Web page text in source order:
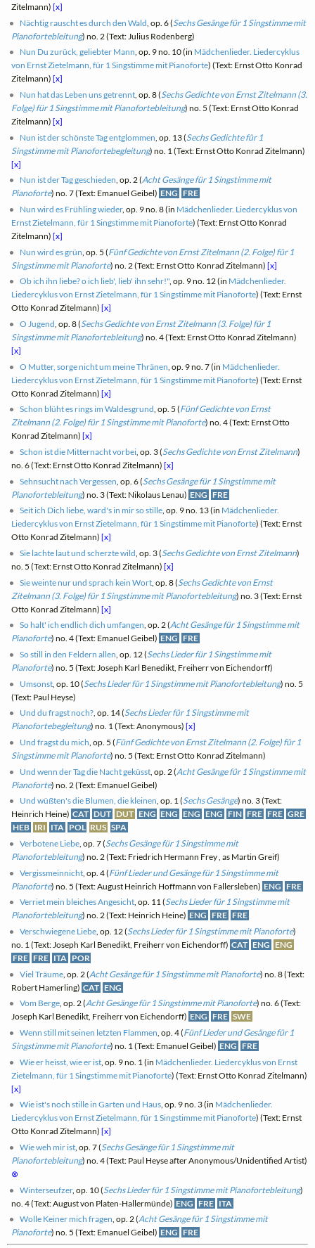
Zitelmann)[x]
Nächtig rauscht es durch den Wald , op. 6 (Sechs Gesänge für 1 Singstimme mit
Pianofortebleitung) no. 2 (Text: Julius Rodenberg)
Nun Du zurück, geliebter Mann, op. 9 no. 10 (in Mädchenlieder. Liedercyklus
von Ernst Zietelmann, für 1 Singstimme mit Pianoforte) (Text: Ernst Otto Konrad
Zitelmann)[x]
Nun hat das Leben uns getrennt , op. 8 (Sechs Gedichte von Ernst Zitelmann (3.
Folge) für 1 Singstimme mit Pianofortebleitung) no. 5 (Text: Ernst Otto Konrad
Zitelmann)[x]
Nun ist der schönste Tag entglommen , op. 13 (Sechs Gedichte für 1
Singstimme mit Pianofortebegleitung) no. 1 (Text: Ernst Otto Konrad Zitelmann)
[x]
Nun ist der Tag geschieden, op. 2 (Acht Gesänge für 1 Singstimme mit
Pianoforte) no. 7 (Text: Emanuel Geibel) ENG FRE
Nun wird es Frühling wieder, op. 9 no. 8 (in Mädchenlieder. Liedercyklus von
Ernst Zietelmann, für 1 Singstimme mit Pianoforte) (Text: Ernst Otto Konrad
Zitelmann)[x]
Nun wird es grün , op. 5 (Fünf Gedichte von Ernst Zitelmann (2. Folge) für 1
Singstimme mit Pianoforte) no. 2 (Text: Ernst Otto Konrad Zitelmann)[x]
Ob ich ihn liebe? o ich lieb', lieb' ihn sehr!", op. 9 no. 12 (in Mädchenlieder.
Liedercyklus von Ernst Zietelmann, für 1 Singstimme mit Pianoforte) (Text: Ernst
Otto Konrad Zitelmann)[x]
O Jugend , op. 8 (Sechs Gedichte von Ernst Zitelmann (3. Folge) für 1
Singstimme mit Pianofortebleitung) no. 4 (Text: Ernst Otto Konrad Zitelmann)
[x]
O Mutter, sorge nicht um meine Thränen , op. 9 no. 7 (in Mädchenlieder.
Liedercyklus von Ernst Zietelmann, für 1 Singstimme mit Pianoforte) (Text: Ernst
Otto Konrad Zitelmann)[x]
Schon blüht es rings im Waldesgrund, op. 5 (Fünf Gedichte von Ernst
Zitelmann (2. Folge) für 1 Singstimme mit Pianoforte) no. 4 (Text: Ernst Otto
Konrad Zitelmann)[x]
Schon ist die Mitternacht vorbei , op. 3 (Sechs Gedichte von Ernst Zitelmann)
no. 6 (Text: Ernst Otto Konrad Zitelmann)[x]
Sehnsucht nach Vergessen , op. 6 (Sechs Gesänge für 1 Singstimme mit
Pianofortebleitung) no. 3 (Text: Nikolaus Lenau) ENG FRE
Seit ich Dich liebe, ward's in mir so stille, op. 9 no. 13 (in Mädchenlieder.
Liedercyklus von Ernst Zietelmann, für 1 Singstimme mit Pianoforte) (Text: Ernst
Otto Konrad Zitelmann)[x]
Sie lachte laut und scherzte wild, op. 3 (Sechs Gedichte von Ernst Zitelmann)
no. 5 (Text: Ernst Otto Konrad Zitelmann)[x]
Sie weinte nur und sprach kein Wort , op. 8 (Sechs Gedichte von Ernst
Zitelmann (3. Folge) für 1 Singstimme mit Pianofortebleitung) no. 3 (Text: Ernst
Otto Konrad Zitelmann)[x]
So halt' ich endlich dich umfangen, op. 2 (Acht Gesänge für 1 Singstimme mit
Pianoforte) no. 4 (Text: Emanuel Geibel) ENG FRE
So still in den Feldern allen, op. 12 (Sechs Lieder für 1 Singstimme mit
Pianoforte) no. 5 (Text: Joseph Karl Benedikt, Freiherr von Eichendorff)
Umsonst , op. 10 (Sechs Lieder für 1 Singstimme mit Pianofortebleitung) no. 5
(Text: Paul Heyse)
Und du fragst noch?, op. 14 (Sechs Lieder für 1 Singstimme mit
Pianofortebegleitung) no. 1 (Text: Anonymous)[x]
Und fragst du mich, op. 5 (Fünf Gedichte von Ernst Zitelmann (2. Folge) für 1
Singstimme mit Pianoforte) no. 5 (Text: Ernst Otto Konrad Zitelmann)
Und wenn der Tag die Nacht geküsst , op. 2 (Acht Gesänge für 1 Singstimme mit
Pianoforte) no. 2 (Text: Emanuel Geibel)
Und wüßten's die Blumen, die kleinen, op. 1 (Sechs Gesänge) no. 3 (Text:
Heinrich Heine) CAT DUT DUT ENG ENG ENG ENG FIN FRE FRE GRE
HEB IRI ITA POL RUS SPA
Verbotene Liebe, op. 7 (Sechs Gesänge für 1 Singstimme mit
Pianofortebleitung) no. 2 (Text: Friedrich Hermann Frey , as Martin Greif)
Vergissmeinnicht , op. 4 (Fünf Lieder und Gesänge für 1 Singstimme mit
Pianoforte) no. 5 (Text: August Heinrich Hoffmann von Fallersleben) ENG FRE
Verriet mein bleiches Angesicht, op. 11 (Sechs Lieder für 1 Singstimme mit
Pianofortebleitung) no. 2 (Text: Heinrich Heine) ENG FRE FRE
Verschwiegene Liebe, op. 12 (Sechs Lieder für 1 Singstimme mit Pianoforte)
no. 1 (Text: Joseph Karl Benedikt, Freiherr von Eichendorff) CAT ENG ENG
FRE FRE ITA POR
Viel Träume , op. 2 (Acht Gesänge für 1 Singstimme mit Pianoforte) no. 8 (Text:
Robert Hamerling) CAT ENG
Vom Berge, op. 2 (Acht Gesänge für 1 Singstimme mit Pianoforte) no. 6 (Text:
Joseph Karl Benedikt, Freiherr von Eichendorff) ENG FRE SWE
Wenn still mit seinen letzten Flammen, op. 4 (Fünf Lieder und Gesänge für 1
Singstimme mit Pianoforte) no. 1 (Text: Emanuel Geibel) ENG FRE
Wie er heisst, wie er ist , op. 9 no. 1 (in Mädchenlieder. Liedercyklus von Ernst
Zietelmann, für 1 Singstimme mit Pianoforte) (Text: Ernst Otto Konrad Zitelmann)
[x]
Wie ist's noch stille in Garten und Haus, op. 9 no. 3 (in Mädchenlieder.
Liedercyklus von Ernst Zietelmann, für 1 Singstimme mit Pianoforte) (Text: Ernst
Otto Konrad Zitelmann)[x]
Wie weh mir ist, op. 7 (Sechs Gesänge für 1 Singstimme mit
Pianofortebleitung) no. 4 (Text: Paul Heyse after Anonymous/Unidentified Artist)
⊗
Winterseufzer, op. 10 (Sechs Lieder für 1 Singstimme mit Pianofortebleitung)
no. 4 (Text: August von Platen-Hallermünde) ENG FRE ITA
Wolle Keiner mich fragen, op. 2 (Acht Gesänge für 1 Singstimme mit
Pianoforte) no. 5 (Text: Emanuel Geibel) ENG FRE